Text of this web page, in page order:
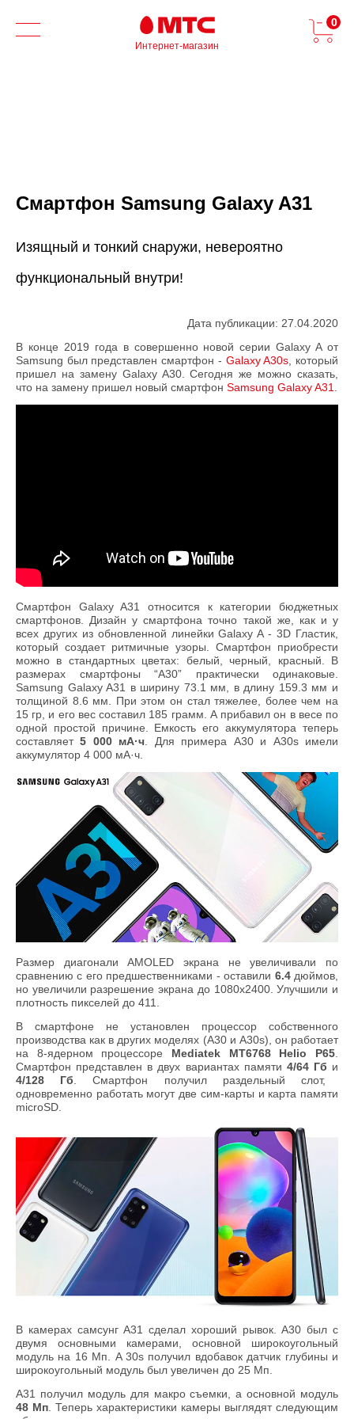
Интернет-магазин
0
Смартфон Samsung Galaxy A31
Изящный и тонкий снаружи, невероятно
функциональный внутри!
Дата публикации: 27.04.2020
В конце 2019 года в совершенно новой серии Galaxy A от
Samsung был представлен смартфон - Galaxy A30s , который
пришел на замену Galaxy A30. Сегодня же можно сказать,
что на замену пришел новый смартфон Samsung Galaxy A31
Смартфон Galaxy A31 относится к категории бюджетных
смартфонов. Дизайн у смартфона точно такой же, как и у
всех других из обновленной линейки Galaxy A - 3D Гластик,
который создает ритмичные узоры. Смартфон приобрести
можно в стандартных цветах: белый, черный, красный. В
размерах смартфоны “А30” практически одинаковые.
Samsung Galaxy A31 в ширину 73.1 мм, в длину 159.3 мм и
толщиной 8.6 мм. При этом он стал тяжелее, более чем на
15 гр, и его вес составил 185 грамм. А прибавил он в весе по
одной простой причине. Емкость его аккумулятора теперь
составляет5 000 мА·ч . Для примера A30 и A30s имели
аккумулятор 4 000 мА·ч.
Размер диагонали AMOLED экрана не увеличивали по
сравнению с его предшественниками - оставили 6.4дюймов,
но увеличили разрешение экрана до 1080x2400. Улучшили и
плотность пикселей до 411.
В смартфоне не установлен процессор собственного
производства как в других моделях (A30 и A30s), он работает
на 8-ядерном процессоре Mediatek MT6768 Helio P65
Смартфон представлен в двух вариантах памяти 4/64 Гб и
4/128 Гб . Смартфон получил раздельный слот,
одновременно работать могут две сим-карты и карта памяти
microSD.
В камерах самсунг А31 сделал хороший рывок. А30 был с
двумя основными камерами, основной широкоугольный
модуль на 16 Мп. A 30s получил вдобавок датчик глубины и
широкоугольный модуль был увеличен до 25 Мп.
А31 получил модуль для макро съемки, а основной модуль
48 Мп. Теперь характеристики камеры выглядят следующим